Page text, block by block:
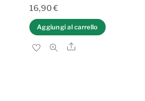
16,90 €
Aggiungi al carrello
Share